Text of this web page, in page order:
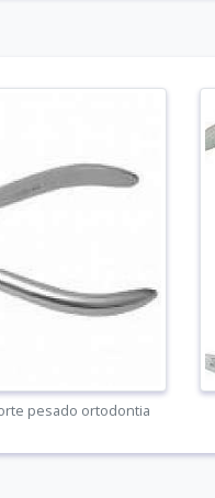
pesado ortodontia